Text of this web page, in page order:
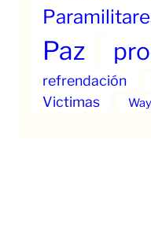
Paz
refrendación
Victimas